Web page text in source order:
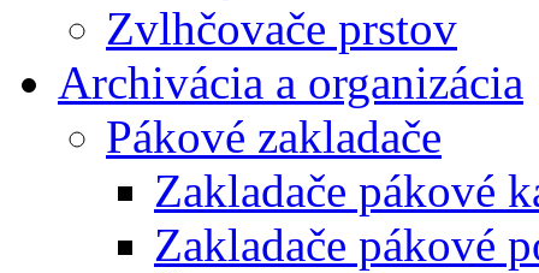
Zvlhčovače prstov
Archivácia a organizácia
Pákové zakladače
Zakladače pákové
Zakladače pákové